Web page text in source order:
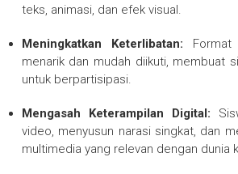
teks, animasi, dan efek visual.
Meningkatkan Keterlibatan:
menarik dan mudah diikuti, membuat
untuk berpartisipasi.
Mengasah Keterampilan Digital:
video, menyusun narasi singkat, dan
multimedia yang relevan dengan dunia